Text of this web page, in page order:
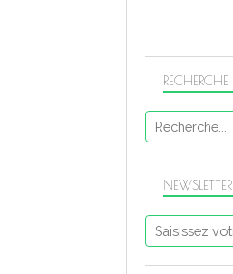
NEWSLETTER
RECHERCHE